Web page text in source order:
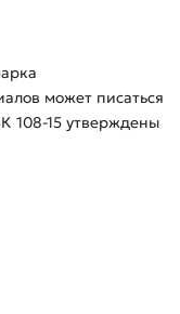
может писаться
108-15 утверждены